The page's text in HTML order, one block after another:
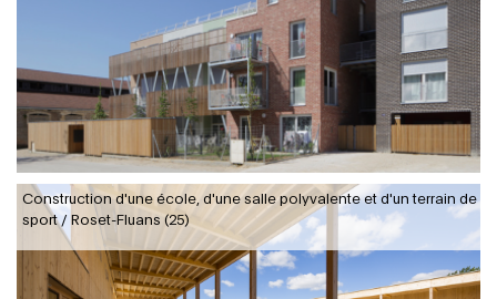
Construction d'une école, d'une salle polyvalente et d'un terrain de
sport / Roset-Fluans (25)